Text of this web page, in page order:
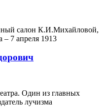
салон К.И.Михайловой,
– 7 апреля 1913
Один из главных
лучизма